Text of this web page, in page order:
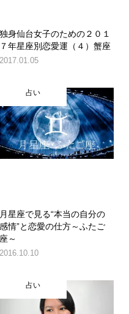
独身仙台女子のための２０１
７年星座別恋愛運（４）蟹座
2017.01.05
占い
月星座で見る“本当の自分の
感情”と恋愛の仕方～ふたご
座～
2016.10.10
占い